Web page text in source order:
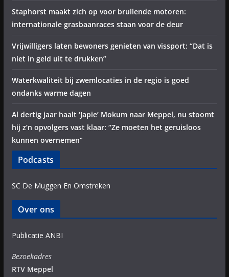
Staphorst maakt zich op voor brullende motoren:
internationale grasbaanraces staan voor de deur
Vrijwilligers laten bewoners genieten van vissport: “Dat is
niet in geld uit te drukken”
Waterkwaliteit bij zwemlocaties in de regio is goed
ondanks warme dagen
Al dertig jaar haalt ‘Japie’ Mokum naar Meppel, nu stoomt
hij z’n opvolgers vast klaar: “Ze moeten het geruisloos
kunnen overnemen”
Podcasts
SC De Muggen En Omstreken
Over ons
Publicatie ANBI
Bezoekadres
RTV Meppel